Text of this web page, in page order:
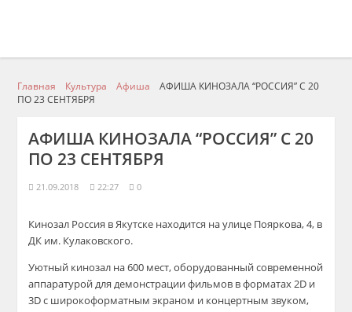
Главная Культура Афиша
АФИША КИНОЗАЛА “РОССИЯ” С 20
ПО 23 СЕНТЯБРЯ
АФИША КИНОЗАЛА “РОССИЯ” С 20
ПО 23 СЕНТЯБРЯ
21.09.2018 22:27 0
Кинозал Россия в Якутске находится на улице Пояркова, 4, в
ДК им. Кулаковского.
Уютный кинозал на 600 мест, оборудованный современной
аппаратурой для демонстрации фильмов в форматах 2D и
3D с широкоформатным экраном и концертным звуком,